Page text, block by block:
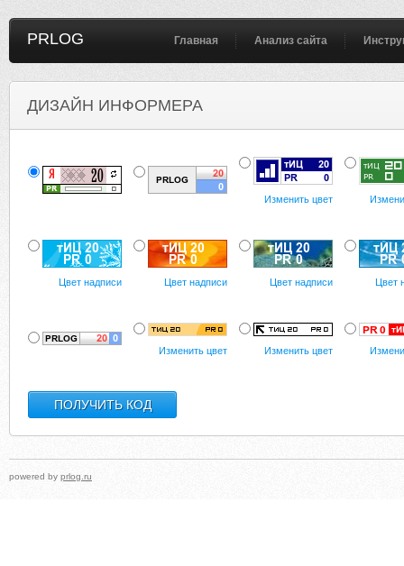
PRLOG Главная Анализ сайта
ДИЗАЙН ИНФОРМЕРА
Изменить цвет
Цвет надписи Цвет надписи Цвет надписи Цвет
Изменить цвет Изменить цвет
powered by prlog.ru